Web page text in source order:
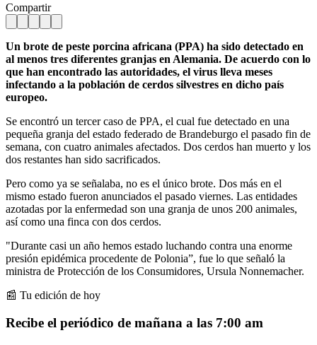
Compartir
Un brote de peste porcina africana (PPA) ha sido detectado en
al menos tres diferentes granjas en Alemania. De acuerdo con lo
que han encontrado las autoridades, el virus lleva meses
infectando a la población de cerdos silvestres en dicho país
europeo.
Se encontró un tercer caso de PPA, el cual fue detectado en una
pequeña granja del estado federado de Brandeburgo el pasado fin de
semana, con cuatro animales afectados. Dos cerdos han muerto y los
dos restantes han sido sacrificados.
Pero como ya se señalaba, no es el único brote. Dos más en el
mismo estado fueron anunciados el pasado viernes. Las entidades
azotadas por la enfermedad son una granja de unos 200 animales,
así como una finca con dos cerdos.
"Durante casi un año hemos estado luchando contra una enorme
presión epidémica procedente de Polonia”, fue lo que señaló la
ministra de Protección de los Consumidores, Ursula Nonnemacher.
📰 Tu edición de hoy
Recibe el periódico de mañana a las 7:00 am